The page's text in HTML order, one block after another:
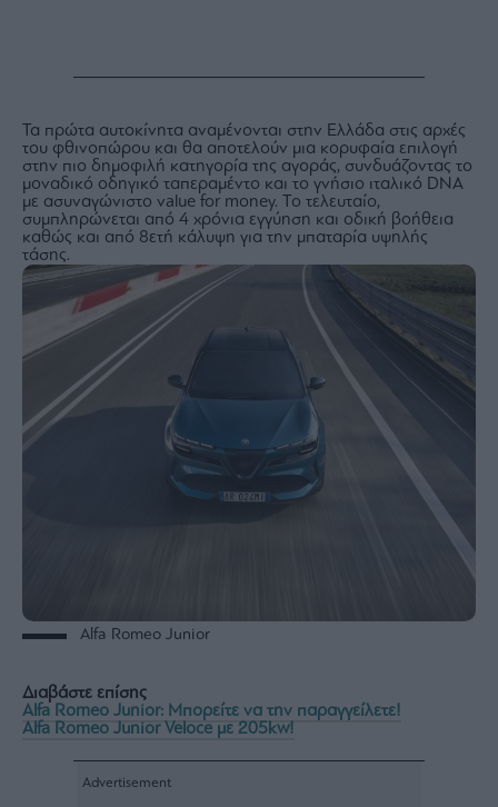
Τα πρώτα αυτοκίνητα αναμένονται στην Ελλάδα στις αρχές
του φθινοπώρου και θα αποτελούν μια κορυφαία επιλογή
στην πιο δημοφιλή κατηγορία της αγοράς, συνδυάζοντας το
μοναδικό οδηγικό ταπεραμέντο και το γνήσιο ιταλικό DNA
με ασυναγώνιστο value for money. Το τελευταίο,
συμπληρώνεται από 4 χρόνια εγγύηση και οδική βοήθεια
καθώς και από 8ετή κάλυψη για την μπαταρία υψηλής
τάσης.
Alfa Romeo Junior
Διαβάστε επίσης
Alfa Romeo Junior: Μπορείτε να την παραγγείλετε!
Alfa Romeo Junior Veloce με 205kw!